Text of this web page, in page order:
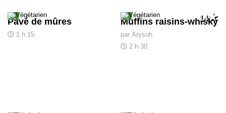
Pavé de mûres
1 h 15
Muffins raisins-whisky
par Arysuh
2 h 30
14